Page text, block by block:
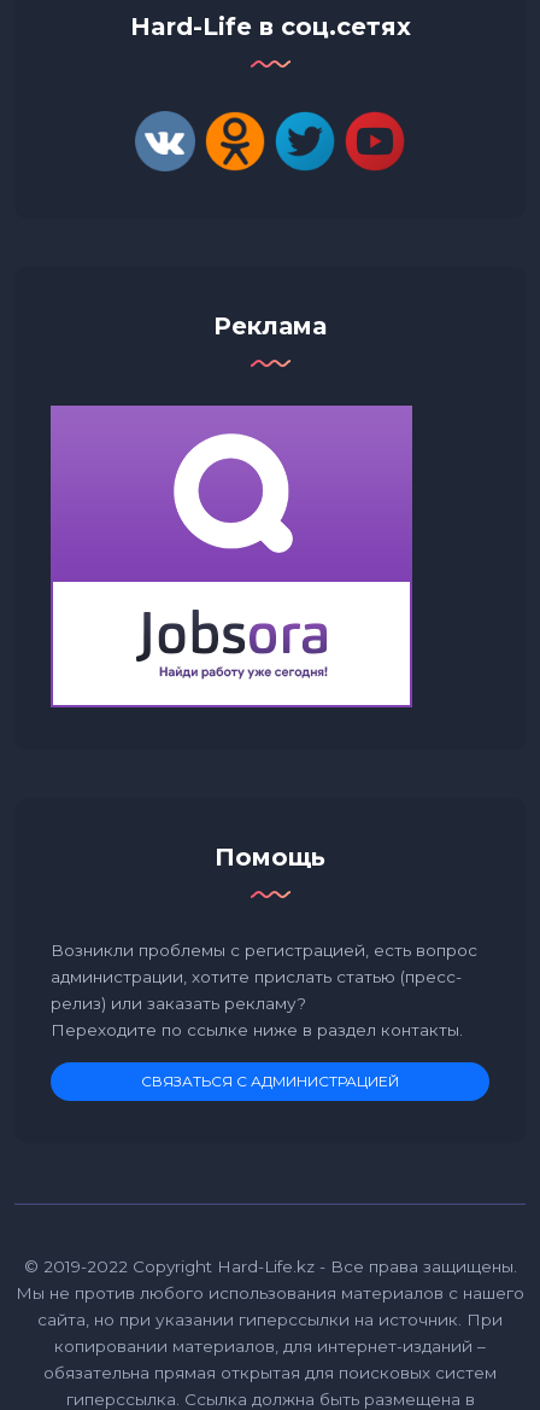
Hard-Life в соц.сетях
Реклама
Помощь
Возникли проблемы с регистрацией, есть вопрос
администрации, хотите прислать статью (пресс-
релиз) или заказать рекламу?
Переходите по ссылке ниже в раздел контакты.
СВЯЗАТЬСЯ С АДМИНИСТРАЦИЕЙ
© 2019-2022 Copyright Hard-Life.kz - Все права защищены.
Мы не против любого использования материалов с нашего
сайта, но при указании гиперссылки на источник. При
копировании материалов, для интернет-изданий –
обязательна прямая открытая для поисковых систем
гиперссылка. Ссылка должна быть размещена в